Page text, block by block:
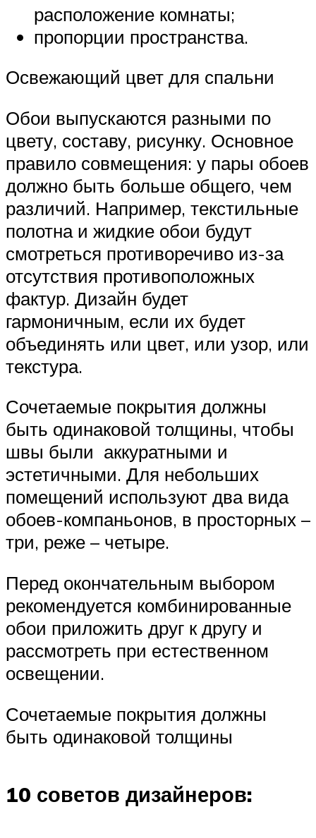
расположение комнаты;
пропорции пространства.
Освежающий цвет для спальни
Обои выпускаются разными по
цвету, составу, рисунку. Основное
правило совмещения: у пары обоев
должно быть больше общего, чем
различий. Например, текстильные
полотна и жидкие обои будут
смотреться противоречиво из-за
отсутствия противоположных
фактур. Дизайн будет
гармоничным, если их будет
объединять или цвет, или узор, или
текстура.
Сочетаемые покрытия должны
быть одинаковой толщины, чтобы
швы были аккуратными и
эстетичными. Для небольших
помещений используют два вида
обоев-компаньонов, в просторных –
три, реже – четыре.
Перед окончательным выбором
рекомендуется комбинированные
обои приложить друг к другу и
рассмотреть при естественном
освещении.
Сочетаемые покрытия должны
быть одинаковой толщины
10 советов дизайнеров: